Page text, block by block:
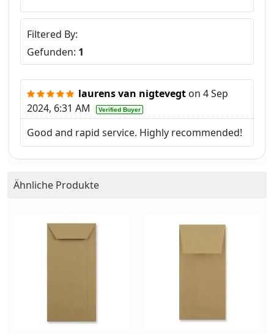
Filtered By
Gefunden: 1
laurens van nigtevegt on 4 Sep
2024, 6:31 AM
Verified Buyer
Good and rapid service. Highly recommended!
Ähnliche Produkte